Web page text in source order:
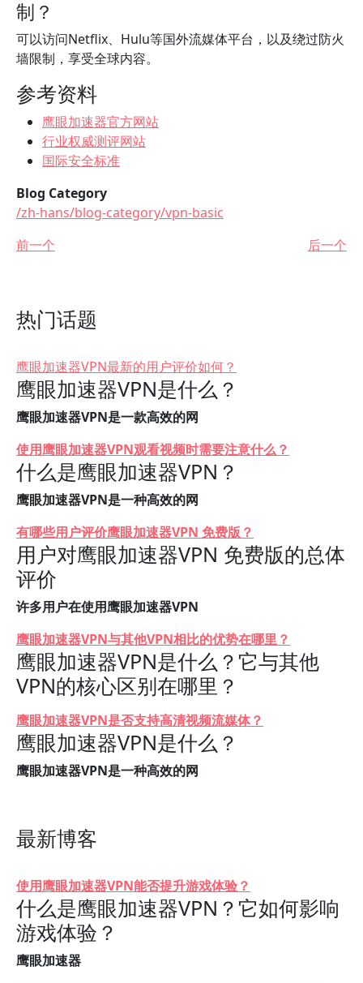
制？
可以访问Netflix、Hulu等国外流媒体平台，以及绕过防火
墙限制，享受全球内容。
参考资料
鹰眼加速器官方网站
行业权威测评网站
国际安全标准
Blog Category
/zh-hans/blog-category/vpn-basic
前一个
后一个
热门话题
鹰眼加速器VPN最新的用户评价如何？
鹰眼加速器VPN是什么？
鹰眼加速器VPN是一款高效的网
使用鹰眼加速器VPN观看视频时需要注意什么？
什么是鹰眼加速器VPN？
鹰眼加速器VPN是一种高效的网
有哪些用户评价鹰眼加速器VPN 免费版？
用户对鹰眼加速器VPN 免费版的总体
评价
许多用户在使用鹰眼加速器VPN
鹰眼加速器VPN与其他VPN相比的优势在哪里？
鹰眼加速器VPN是什么？它与其他
VPN的核心区别在哪里？
鹰眼加速器VPN是否支持高清视频流媒体？
鹰眼加速器VPN是什么？
鹰眼加速器VPN是一种高效的网
最新博客
使用鹰眼加速器VPN能否提升游戏体验？
什么是鹰眼加速器VPN？它如何影响
游戏体验？
鹰眼加速器